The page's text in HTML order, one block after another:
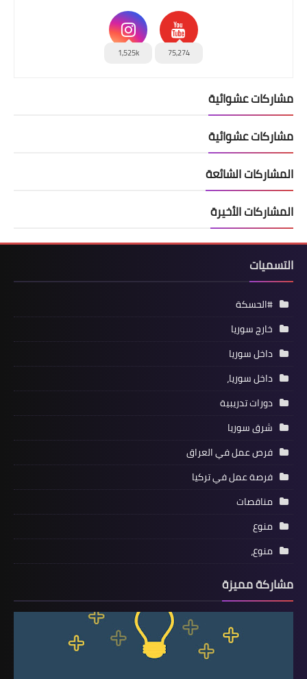
75,274
1,525k
مشاركات عشوائية
مشاركات عشوائية
المشاركات الشائعة
المشاركات الأخيرة
التسميات
#الحسكة
خارج سوريا
داخل سوريا
داخل سوريا،
دورات تدريبية
شرق سوريا
فرص عمل في العراق
فرصة عمل في تركيا
مناقصات
منوع
منوع،
مشاركة مميزة